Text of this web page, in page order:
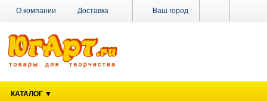
Ваш город
О компании Доставка
Наши магазины Новости
КАТАЛОГ ▼